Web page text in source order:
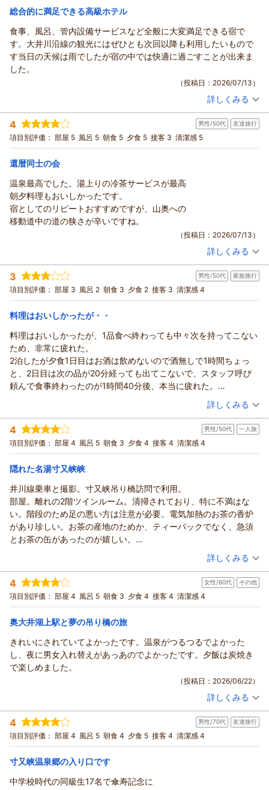
布団は食事中にひいてくれていました。マットがよくて、快眠で
きたのは良かったです。
食事に関しては、他の方も書いてあるように、テンプラが油っこ
かったです。
それと、謎に最後に白米と赤だし、香物…
〆的な？ですが、先に出して欲しかったです。
お風呂は熱くないですが、お肌がつるつるになりました。
宿泊価格帯： 13,001～14,000円(大人一人あたり/税込)
総合的に満足できる高級ホテル
食事、風呂、管内設備サービスなど全般に大変満足できる宿で
す。大井川沿線の観光にはぜひとも次回以降も利用したいもので
す当日の天候は雨でしたが宿の中では快適に過ごすことが出来ま
した。
（投稿日：2026/07/13）
投稿者： しげちゃんさん(男性/60代)
宿泊プラン： スタンダードプラン｜『静岡の奥座敷・寸又峡で過ごす癒しの
休日』「なにもしない贅沢」を味わう
和室 朝・夕
宿泊価格帯： 22,001～23,000円(大人一人あたり/税込)
詳しくみる
4 男性/50代 友達旅行
項目別評価： 部屋 5 風呂 5 朝食 5 夕食 5 接客 3 清潔感 5
還暦同士の会
温泉最高でした。湯上りの冷茶サービスが最高
朝夕料理もおいしかったです。
宿としてのリピートおすすめですが、山奥への
移動道中の道の狭さが辛いですね。
（投稿日：2026/07/13）
投稿者： シュウさん(男性/50代)
宿泊プラン： スタンダードプラン｜『静岡の奥座敷・寸又峡で過ごす癒しの
休日』「なにもしない贅沢」を味わう
和室 朝・夕
宿泊価格帯： 19,001～20,000円(大人一人あたり/税込)
詳しくみる
3 男性/50代 家族旅行
項目別評価： 部屋 3 風呂 2 朝食 3 夕食 2 接客 3 清潔感 4
料理はおいしかったが・・
料理はおいしかったが、1品食べ終わっても中々次を持ってこない
ため、非常に疲れた。
2泊したが夕食1日目はお酒は飲めないので酒無しで1時間ちょっ
と、2日目は次の品が20分経っても出てこないで、スタッフ呼び
頼んで食事終わったのが1時間40分後、本当に疲れた。
料理自体はおいしかったが、1品1品の間が時間かかり過ぎの為、2
風呂はいいのだが、温度が低すぎ。
特に露天風呂は36度くらい、2日目はもっと低く33度くらいかも
っと低かったかも。
内風呂は1日目は良かったが、2日目は38度くらいとぬるくお湯の
温度管理ができていなかった。
湯上りで飲める冷茶が用意してあり美味しくこれは良かった。
しかし2日目は空になったら足される事なく空っぽのままで追加さ
れることは無く残念。
（投稿日：2026/07/06）
宿泊時期： 2026年05月宿泊 (家族旅行)
投稿者： ほげほげさん
宿泊プラン： 【じゃらんのお得な10日間】スタンダードプラン｜寸又峡で過
ごす癒しの休日「なにもしない贅沢」を味わう
ツイン 朝・夕
宿泊価格帯： 13,001～14,000円(大人一人あたり/税込)
詳しくみる
4 男性/50代 一人旅
項目別評価： 部屋 4 風呂 5 朝食 3 夕食 4 接客 4 清潔感 4
隠れた名湯寸又峡峡
井川線乗車と撮影。寸又峡吊り橋訪問で利用。
部屋。離れの2階ツインルーム。清掃されており、特に不満はな
い。階段のため足の悪い方は注意が必要。電気加熱のお茶の香炉
があり珍しい。お茶の産地のためか、ティーパックでなく、急須
とお茶の缶があったのが嬉しい。
食事。あまごの塩焼きと野菜天ぷらが温かい状態で提供され良か
った。食事の始めに豚しゃぶ鍋に火をつけ忘れられて、途中で火
をつけてもらった。結果的に暖かい状態で食べれた。1人には十分
な量であった。
温泉。泉質はぬるぬる系で、少しぬるく感じるも、長く湯に浸か
嬉しい。
チェックアウト後、吊り橋散策のため、車を駐車させてもらいよ
かった。奥泉駅から宿までの道が狭いところがあり注意が必要で
す。
（投稿日：2026/06/28）
宿泊時期： 2026年06月宿泊 (一人旅)
投稿者： nisekoc622さん
宿泊プラン： 【じゃらんのお得な10日間】一人旅プラン｜スタンダードプラ
ン『ひとりだけの時間をのんびり過ごす』
ツイン 朝・夕
宿泊価格帯： 17,001～18,000円(大人一人あたり/税込)
詳しくみる
4 女性/60代 その他
項目別評価： 部屋 4 風呂 5 朝食 3 夕食 4 接客 4 清潔感 4
奥大井湖上駅と夢の吊り橋の旅
きれいにされていてよかったです。温泉がつるつるでよかった
し、夜に男女入れ替えがあっあのでよかったです。夕飯は炭焼き
で楽しめました。
（投稿日：2026/06/22）
投稿者： ハラペコちゃんさん(女性/60代)
宿泊プラン： 炭火焼き料理プラン｜『囲炉裏で炙った、地産の旬の味覚に舌
鼓！』レトロな雰囲気で食事を楽しむ♪
和室 朝・夕
宿泊価格帯： 20,001～21,000円(大人一人あたり/税込)
詳しくみる
4 男性/70代 友達旅行
項目別評価： 部屋 4 風呂 5 朝食 4 夕食 5 接客 4 清潔感 4
寸又峡温泉郷の入り口です
中学校時代の同級生17名で傘寿記念に